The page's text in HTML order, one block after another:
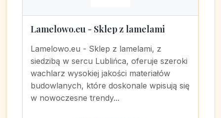
Lamelowo.eu - Sklep z lamelami
Lamelowo.eu - Sklep z lamelami, z
siedzibą w sercu Lublińca, oferuje szeroki
wachlarz wysokiej jakości materiałów
budowlanych, które doskonale wpisują się
w nowoczesne trendy...